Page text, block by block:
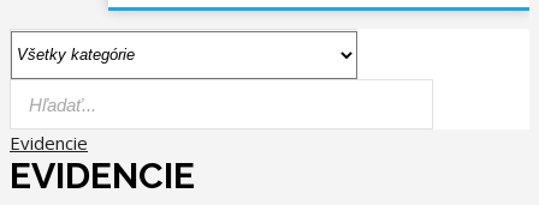
Evidencie
EVIDENCIE